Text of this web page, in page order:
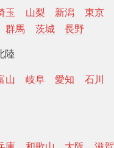
玉 山梨 新潟 東京
群馬 茨城 長野
陸
山 岐阜 愛知 石川